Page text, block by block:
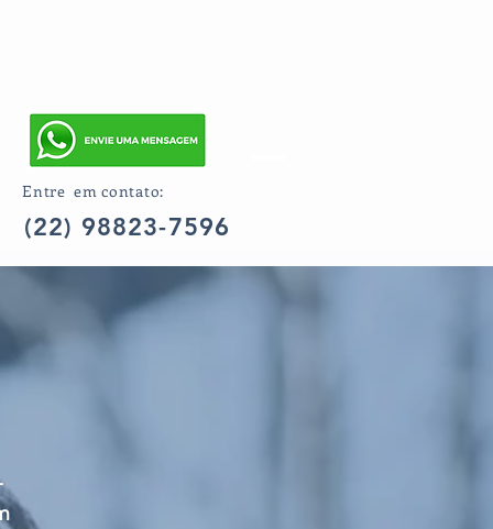
Entre em contato:
(22) 98823-7596